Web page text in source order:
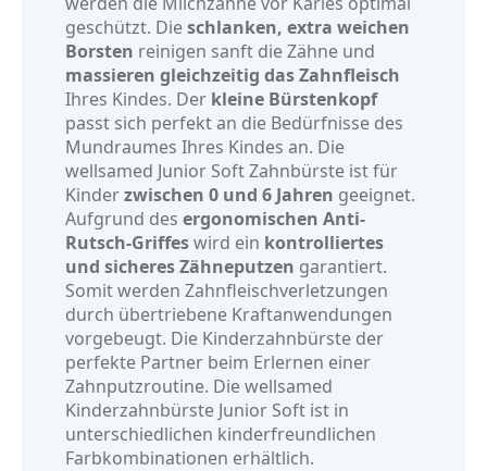
geschützt. Dieschlanken, extra weichen
Borsten reinigen sanft die Zähne und
massieren gleichzeitig das Zahnfleisch
Ihres Kindes. Der kleine Bürstenkopf
passt sich perfekt an die Bedürfnisse des
Mundraumes Ihres Kindes an. Die
wellsamed Junior Soft Zahnbürste ist für
Kinderzwischen 0 und 6 Jahren geeignet.
Aufgrund des ergonomischen Anti-
Rutsch-Griffeswird ein kontrolliertes
und sicheres Zähneputzen garantiert.
Somit werden Zahnfleischverletzungen
durch übertriebene Kraftanwendungen
vorgebeugt. Die Kinderzahnbürste der
perfekte Partner beim Erlernen einer
Zahnputzroutine. Die wellsamed
Kinderzahnbürste Junior Soft ist in
unterschiedlichen kinderfreundlichen
Farbkombinationen erhältlich.